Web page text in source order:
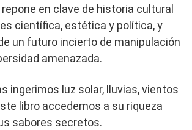
en clave de historia cultural
científica, estética y política, y
un futuro incierto de manipulación
amenazada.
ingerimos luz solar, lluvias, vientos
libro accedemos a su riqueza
sabores secretos.